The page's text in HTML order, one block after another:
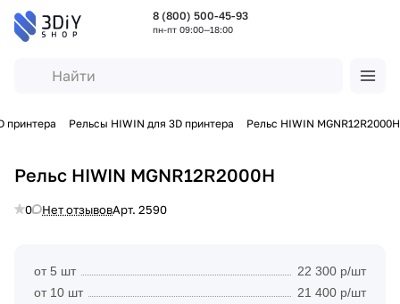
8 (800) 500-45-93
пн-пт 09:00—18:00
принтера Рельсы HIWIN для 3D принтера Рельс HIWIN MGNR12R2000H
Рельс HIWIN MGNR12R2000H
0 Нет отзывовАрт. 2590
от 5 шт
22 300 р/шт
от 10 шт
21 400 р/шт